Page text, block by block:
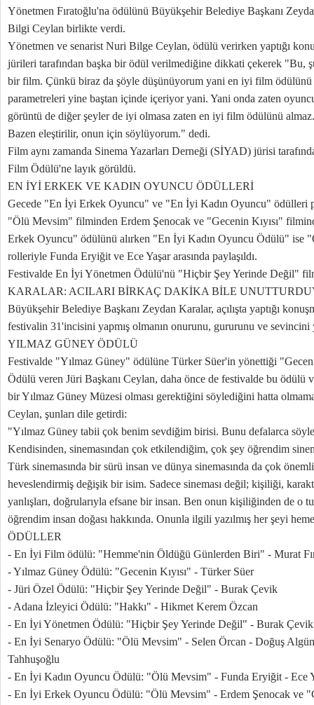
Yönetmen Fıratoğlu'na ödülünü Büyükşehir Belediye Başkanı
Bilgi Ceylan birlikte verdi.
Yönetmen ve senarist Nuri Bilge Ceylan, ödülü verirken yaptığı
jürileri tarafından başka bir ödül verilmediğine dikkati çekerek "Bu,
bir film. Çünkü biraz da şöyle düşünüyorum yani en iyi film
parametreleri yine baştan içinde içeriyor yani. Yani onda zaten
görüntü de diğer şeyler de iyi olmasa zaten en iyi film ödülünü
Bazen eleştirilir, onun için söylüyorum." dedi.
Film aynı zamanda Sinema Yazarları Derneği (SİYAD) jürisi
Film Ödülü'ne layık görüldü.
EN İYİ ERKEK VE KADIN OYUNCU ÖDÜLLERİ
Gecede "En İyi Erkek Oyuncu" ve "En İyi Kadın Oyuncu" ödülleri
"Ölü Mevsim" filminden Erdem Şenocak ve "Gecenin Kıyısı"
Erkek Oyuncu" ödülünü alırken "En İyi Kadın Oyuncu Ödülü" ise
rolleriyle Funda Eryiğit ve Ece Yaşar arasında paylaşıldı.
Festivalde En İyi Yönetmen Ödülü'nü "Hiçbir Şey Yerinde Değil"
KARALAR: ACILARI BİRKAÇ DAKİKA BİLE
Büyükşehir Belediye Başkanı Zeydan Karalar, açılışta yaptığı
festivalin 31'incisini yapmış olmanın onurunu, gururunu ve sevincini
YILMAZ GÜNEY ÖDÜLÜ
Festivalde "Yılmaz Güney" ödülüne Türker Süer'in yönettiği
Ödülü veren Jüri Başkanı Ceylan, daha önce de festivalde bu ödülü
bir Yılmaz Güney Müzesi olması gerektiğini söylediğini hatta
Ceylan, şunları dile getirdi:
"Yılmaz Güney tabii çok benim sevdiğim birisi. Bunu defalarca
Kendisinden, sinemasından çok etkilendiğim, çok şey öğrendim
Türk sinemasında bir sürü insan ve dünya sinemasında da çok
heveslendirmiş değişik bir isim. Sadece sineması değil; kişiliği,
yanlışları, doğrularıyla efsane bir insan. Ben onun kişiliğinden de o
öğrendim insan doğası hakkında. Onunla ilgili yazılmış her şeyi
ÖDÜLLER
- En İyi Film ödülü: "Hemme'nin Öldüğü Günlerden Biri" - Murat
- Yılmaz Güney Ödülü: "Gecenin Kıyısı" - Türker Süer
- Jüri Özel Ödülü: "Hiçbir Şey Yerinde Değil" - Burak Çevik
- Adana İzleyici Ödülü: "Hakkı" - Hikmet Kerem Özcan
- En İyi Yönetmen Ödülü: "Hiçbir Şey Yerinde Değil" - Burak Çevik
- En İyi Senaryo Ödülü: "Ölü Mevsim" - Selen Örcan - Doğuş
Tahhuşoğlu
- En İyi Kadın Oyuncu Ödülü: "Ölü Mevsim" - Funda Eryiğit - Ece
- En İyi Erkek Oyuncu Ödülü: "Ölü Mevsim" - Erdem Şenocak ve